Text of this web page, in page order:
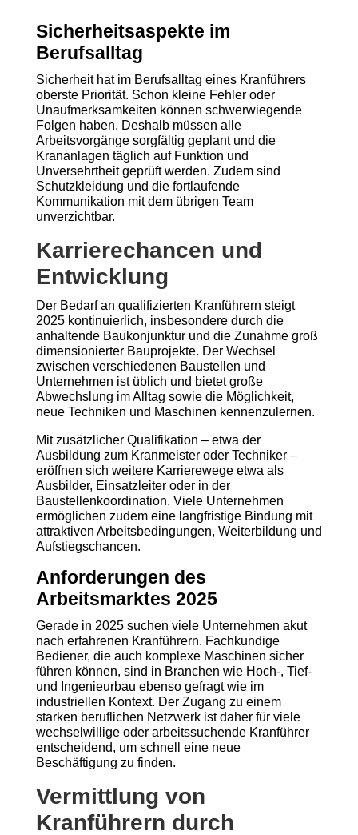
Sicherheitsaspekte im
Berufsalltag
Sicherheit hat im Berufsalltag eines Kranführers
oberste Priorität. Schon kleine Fehler oder
Unaufmerksamkeiten können schwerwiegende
Folgen haben. Deshalb müssen alle
Arbeitsvorgänge sorgfältig geplant und die
Krananlagen täglich auf Funktion und
Unversehrtheit geprüft werden. Zudem sind
Schutzkleidung und die fortlaufende
Kommunikation mit dem übrigen Team
unverzichtbar.
Karrierechancen und
Entwicklung
Der Bedarf an qualifizierten Kranführern steigt
2025 kontinuierlich, insbesondere durch die
anhaltende Baukonjunktur und die Zunahme groß
dimensionierter Bauprojekte. Der Wechsel
zwischen verschiedenen Baustellen und
Unternehmen ist üblich und bietet große
Abwechslung im Alltag sowie die Möglichkeit,
neue Techniken und Maschinen kennenzulernen.
Mit zusätzlicher Qualifikation – etwa der
Ausbildung zum Kranmeister oder Techniker –
eröffnen sich weitere Karrierewege etwa als
Ausbilder, Einsatzleiter oder in der
Baustellenkoordination. Viele Unternehmen
ermöglichen zudem eine langfristige Bindung mit
attraktiven Arbeitsbedingungen, Weiterbildung und
Aufstiegschancen.
Anforderungen des
Arbeitsmarktes 2025
Gerade in 2025 suchen viele Unternehmen akut
nach erfahrenen Kranführern. Fachkundige
Bediener, die auch komplexe Maschinen sicher
führen können, sind in Branchen wie Hoch-, Tief-
und Ingenieurbau ebenso gefragt wie im
industriellen Kontext. Der Zugang zu einem
starken beruflichen Netzwerk ist daher für viele
wechselwillige oder arbeitssuchende Kranführer
entscheidend, um schnell eine neue
Beschäftigung zu finden.
Vermittlung von
Kranführern durch